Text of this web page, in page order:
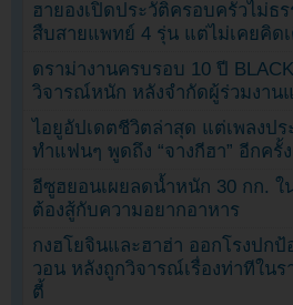
ฮายองเปิดประวัติครอบครัวไม่ธ
สืบสายแพทย์ 4 รุ่น แต่ไม่เคยคิด
ดราม่างานครบรอบ 10 ปี
วิจารณ์หนัก หลังจำกัดผู้ร่วมงาน
ไอยูอัปเดตชีวิตล่าสุด แต่เพลงป
ทำแฟนๆ พูดถึง “จางกีฮา” อีกครั้ง
อีซูฮยอนเผยลดน้ำหนัก 30 กก. ใ
ต้องสู้กับความอยากอาหาร
กงฮโยจินและฮาฮ่า ออกโรงปกป้
วอน หลังถูกวิจารณ์เรื่องท่าทีในร
ตี้